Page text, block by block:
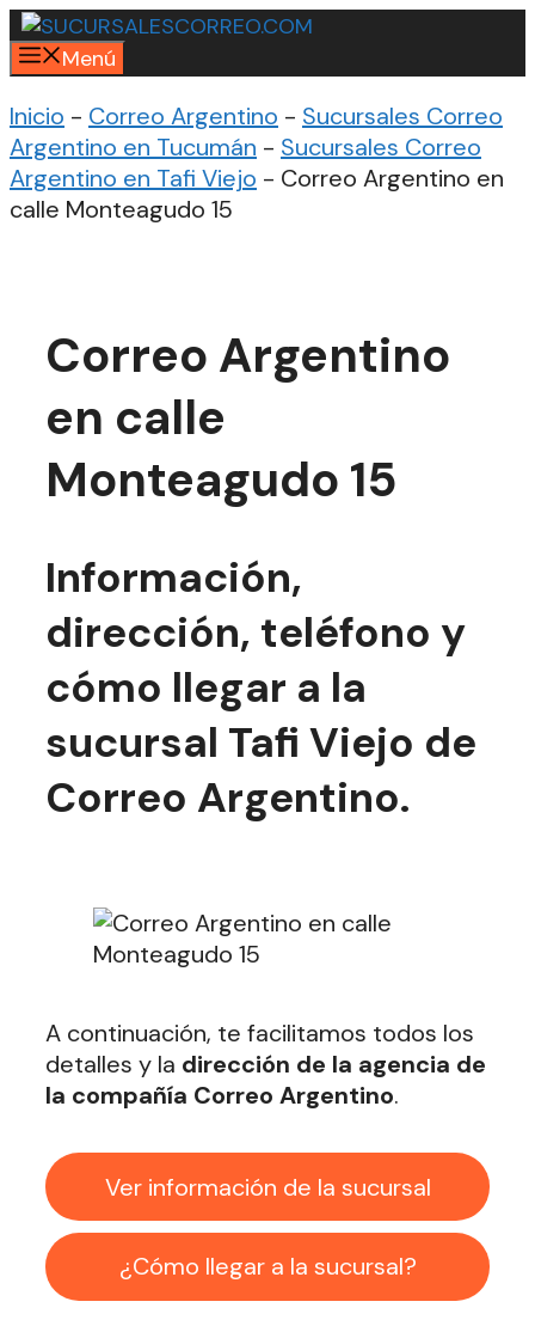
Saltar
al
contenido
Menú
Inicio - Correo Argentino - Sucursales Correo
Argentino en Tucumán - Sucursales Correo
Argentino en Tafi Viejo - Correo Argentino en
calle Monteagudo 15
Correo Argentino
en calle
Monteagudo 15
Información,
dirección, teléfono y
cómo llegar a la
sucursal Tafi Viejo de
Correo Argentino.
A continuación, te facilitamos todos los
detalles y la dirección de la agencia de
la compañía Correo Argentino.
Ver información de la sucursal
¿Cómo llegar a la sucursal?